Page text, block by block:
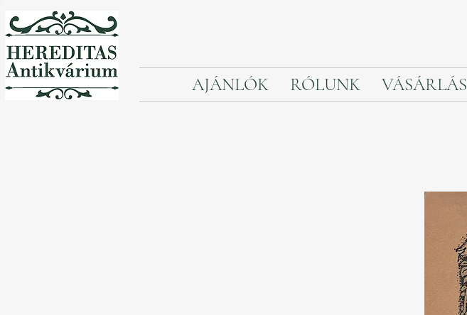
AJÁNLÓK RÓLUNK VÁSÁRLÁS